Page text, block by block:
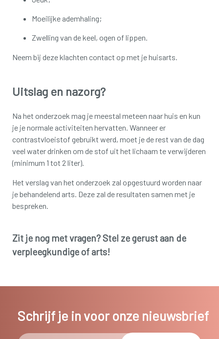
Moeilijke ademhaling;
Zwelling van de keel, ogen of lippen.
Neem bij deze klachten contact op met je huisarts.
Uitslag en nazorg?
Na het onderzoek mag je meestal meteen naar huis en kun
je je normale activiteiten hervatten. Wanneer er
contrastvloeistof gebruikt werd, moet je de rest van de dag
veel water drinken om de stof uit het lichaam te verwijderen
(minimum 1 tot 2 liter).
Het verslag van het onderzoek zal opgestuurd worden naar
je behandelend arts. Deze zal de resultaten samen met je
bespreken.
Zit je nog met vragen? Stel ze gerust aan de
verpleegkundige of arts!
Schrijf je in voor onze nieuwsbrief